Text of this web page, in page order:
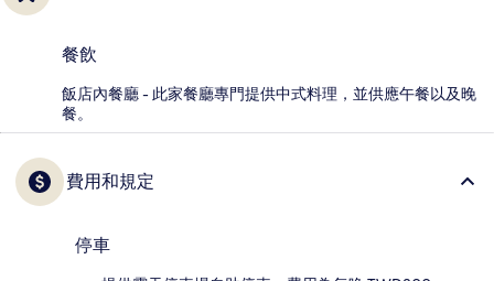
餐飲
飯店內餐廳 - 此家餐廳專門提供中式料理，並供應午餐以及晚
餐。
費用和規定
停車